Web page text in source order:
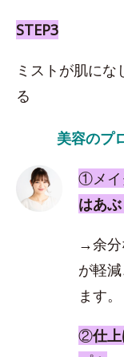
STEP3
ミストが肌にな
る
美容のプ
①メイ
はあ
→余分
が軽
ます。
②仕